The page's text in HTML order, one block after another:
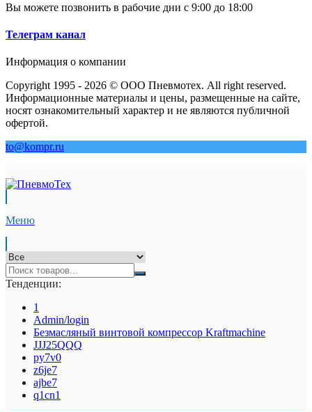
Вы можете позвонить в рабочие дни с 9:00 до 18:00
Телеграм канал
Информация о компании
Copyright 1995 - 2026 © ООО Пневмотех. All right reserved.
Информационные материалы и цены, размещенные на сайте,
носят ознакомительный характер и не являются публичной
офертой.
to@kompr.ru
Меню
Тенденции:
1
Admin/login
Безмасляный винтовой компрессор Kraftmaсhine
JJJ25QQQ
py7v0
z6je7
ajbe7
q1cn1